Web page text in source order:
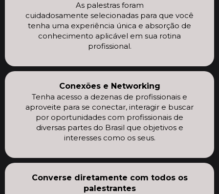
As palestras foram
cuidadosamente selecionadas para que você
tenha uma experiência única e absorção de
conhecimento aplicável em sua rotina
profissional.
Conexões e Networking
Tenha acesso a dezenas de profissionais e
aproveite para se conectar, interagir e buscar
por oportunidades com profissionais de
diversas partes do Brasil que objetivos e
interesses como os seus.
Converse diretamente com todos os
palestrantes